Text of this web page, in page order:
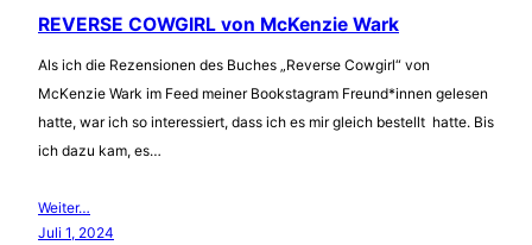
REVERSE COWGIRL von McKenzie Wark
Als ich die Rezensionen des Buches „Reverse Cowgirl“ von
McKenzie Wark im Feed meiner Bookstagram Freund*innen gelesen
hatte, war ich so interessiert, dass ich es mir gleich bestellt hatte. Bis
ich dazu kam, es…
Weiter…
Juli 1, 2024